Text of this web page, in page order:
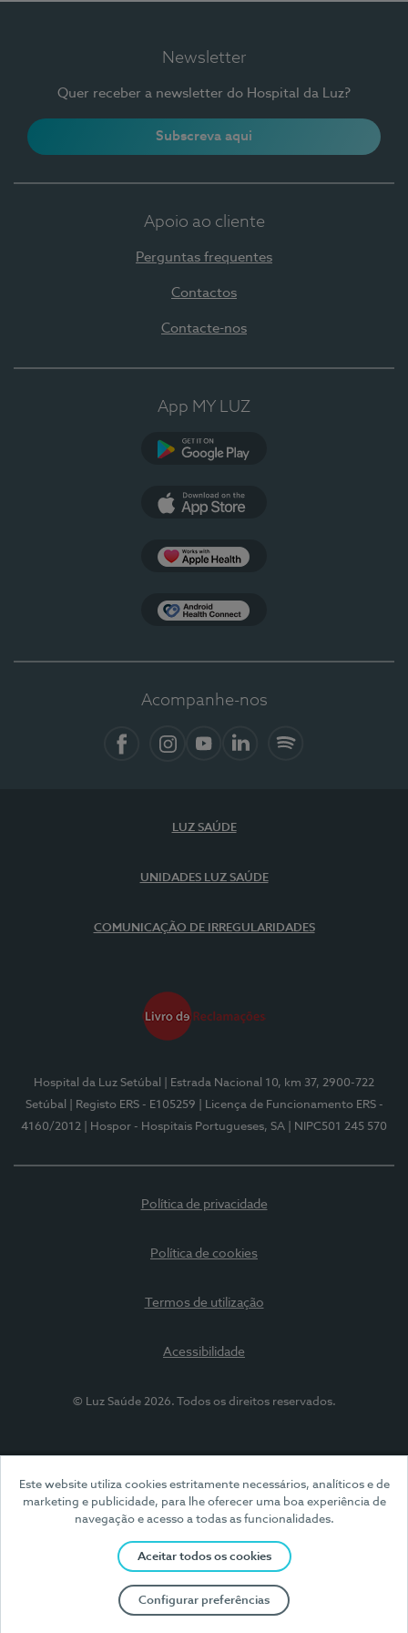
Este website utiliza cookies estritamente necessários, analíticos e de
marketing e publicidade, para lhe oferecer uma boa experiência de
navegação e acesso a todas as funcionalidades.
Aceitar todos os cookies
Configurar preferências
Newsletter
Quer receber a newsletter do Hospital da Luz?
Subscreva aqui
Apoio ao cliente
Perguntas frequentes
Contactos
Contacte-nos
App MY LUZ
Acompanhe-nos
LUZ SAÚDE
UNIDADES LUZ SAÚDE
COMUNICAÇÃO DE IRREGULARIDADES
Hospital da Luz Setúbal
| Estrada Nacional 10, km 37, 2900-722
Setúbal
| Registo ERS - E105259
| Licença de Funcionamento ERS -
4160/2012
| Hospor - Hospitais Portugueses, SA | NIPC501 245 570
Política de privacidade
Política de cookies
Termos de utilização
Acessibilidade
© Luz Saúde 2026. Todos os direitos reservados.